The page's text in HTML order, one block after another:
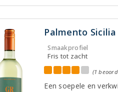
Palmento
Smaakprofiel
Fris tot zacht
(1
Een soepele en